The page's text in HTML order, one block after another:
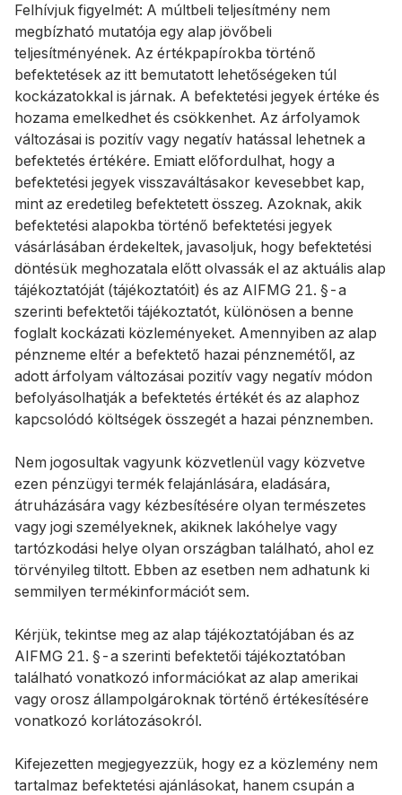
Felhívjuk figyelmét: A múltbeli teljesítmény nem
megbízható mutatója egy alap jövőbeli
teljesítményének. Az értékpapírokba történő
befektetések az itt bemutatott lehetőségeken túl
kockázatokkal is járnak. A befektetési jegyek értéke és
hozama emelkedhet és csökkenhet. Az árfolyamok
változásai is pozitív vagy negatív hatással lehetnek a
befektetés értékére. Emiatt előfordulhat, hogy a
befektetési jegyek visszaváltásakor kevesebbet kap,
mint az eredetileg befektetett összeg. Azoknak, akik
befektetési alapokba történő befektetési jegyek
vásárlásában érdekeltek, javasoljuk, hogy befektetési
döntésük meghozatala előtt olvassák el az aktuális alap
tájékoztatóját (tájékoztatóit) és az AIFMG 21. §-a
szerinti befektetői tájékoztatót, különösen a benne
foglalt kockázati közleményeket. Amennyiben az alap
pénzneme eltér a befektető hazai pénznemétől, az
adott árfolyam változásai pozitív vagy negatív módon
befolyásolhatják a befektetés értékét és az alaphoz
kapcsolódó költségek összegét a hazai pénznemben.
Nem jogosultak vagyunk közvetlenül vagy közvetve
ezen pénzügyi termék felajánlására, eladására,
átruházására vagy kézbesítésére olyan természetes
vagy jogi személyeknek, akiknek lakóhelye vagy
tartózkodási helye olyan országban található, ahol ez
törvényileg tiltott. Ebben az esetben nem adhatunk ki
semmilyen termékinformációt sem.
Kérjük, tekintse meg az alap tájékoztatójában és az
AIFMG 21. §-a szerinti befektetői tájékoztatóban
található vonatkozó információkat az alap amerikai
vagy orosz állampolgároknak történő értékesítésére
vonatkozó korlátozásokról.
Kifejezetten megjegyezzük, hogy ez a közlemény nem
tartalmaz befektetési ajánlásokat, hanem csupán a